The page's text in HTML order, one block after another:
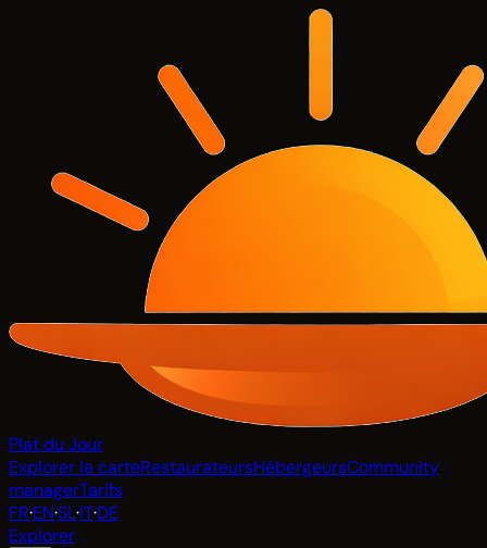
Plat du Jour
Explorer la carteRestaurateursHébergeursCommunity
managerTarifs
FR·EN·SL·IT·DE
Explorer